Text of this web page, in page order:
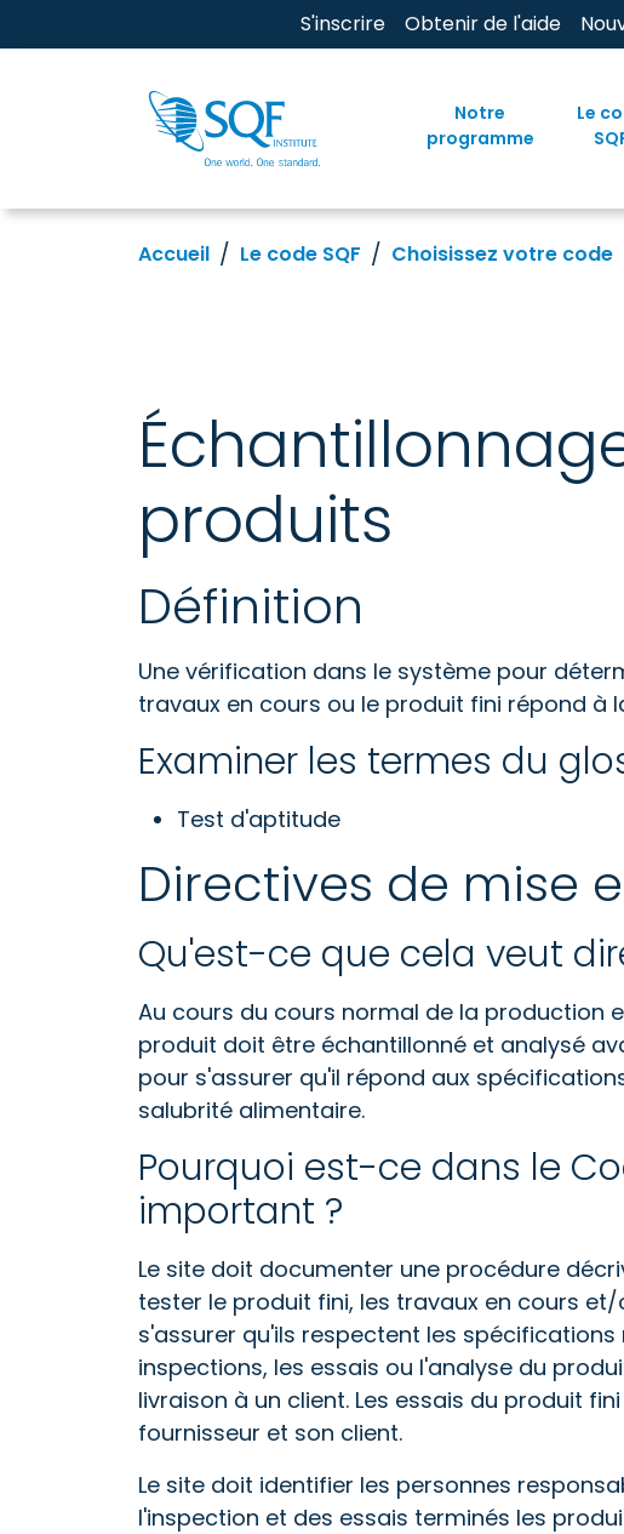
S'inscrire Obtenir de l'aide
Notre
programme
Le
Accueil Le code SQF Choisissez votre code
produits
Définition
Une vérification dans le système pour
travaux en cours ou le produit fini répond à
Examiner les termes du
Test d'aptitude
Directives de mise
Qu'est-ce que cela veut
Au cours du cours normal de la production
produit doit être échantillonné et analysé
pour s'assurer qu'il répond aux
salubrité alimentaire.
Pourquoi est-ce dans le
important ?
Le site doit documenter une procédure
tester le produit fini, les travaux en cours
s'assurer qu'ils respectent les spécifications
inspections, les essais ou l'analyse du
livraison à un client. Les essais du produit
fournisseur et son client.
Le site doit identifier les personnes
l'inspection et des essais terminés les